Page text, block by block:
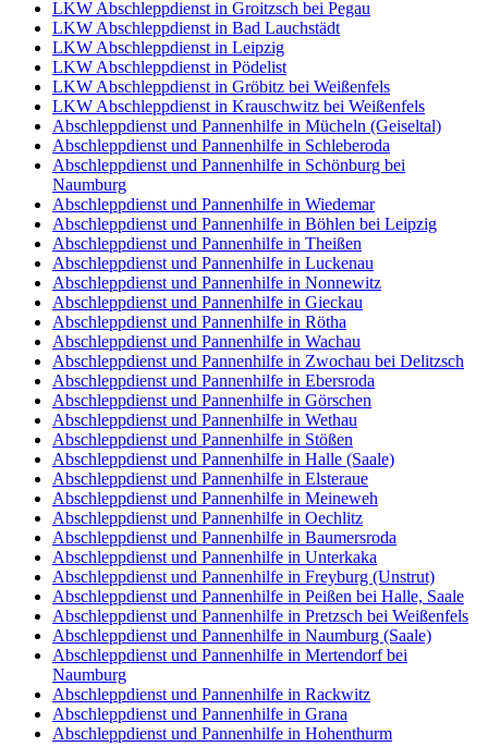
LKW Abschleppdienst in Groitzsch bei Pegau
LKW Abschleppdienst in Bad Lauchstädt
LKW Abschleppdienst in Leipzig
LKW Abschleppdienst in Pödelist
LKW Abschleppdienst in Gröbitz bei Weißenfels
LKW Abschleppdienst in Krauschwitz bei Weißenfels
Abschleppdienst und Pannenhilfe in Mücheln (Geiseltal)
Abschleppdienst und Pannenhilfe in Schleberoda
Abschleppdienst und Pannenhilfe in Schönburg bei
Naumburg
Abschleppdienst und Pannenhilfe in Wiedemar
Abschleppdienst und Pannenhilfe in Böhlen bei Leipzig
Abschleppdienst und Pannenhilfe in Theißen
Abschleppdienst und Pannenhilfe in Luckenau
Abschleppdienst und Pannenhilfe in Nonnewitz
Abschleppdienst und Pannenhilfe in Gieckau
Abschleppdienst und Pannenhilfe in Rötha
Abschleppdienst und Pannenhilfe in Wachau
Abschleppdienst und Pannenhilfe in Zwochau bei Delitzsch
Abschleppdienst und Pannenhilfe in Ebersroda
Abschleppdienst und Pannenhilfe in Görschen
Abschleppdienst und Pannenhilfe in Wethau
Abschleppdienst und Pannenhilfe in Stößen
Abschleppdienst und Pannenhilfe in Halle (Saale)
Abschleppdienst und Pannenhilfe in Elsteraue
Abschleppdienst und Pannenhilfe in Meineweh
Abschleppdienst und Pannenhilfe in Oechlitz
Abschleppdienst und Pannenhilfe in Baumersroda
Abschleppdienst und Pannenhilfe in Unterkaka
Abschleppdienst und Pannenhilfe in Freyburg (Unstrut)
Abschleppdienst und Pannenhilfe in Peißen bei Halle, Saale
Abschleppdienst und Pannenhilfe in Pretzsch bei Weißenfels
Abschleppdienst und Pannenhilfe in Naumburg (Saale)
Abschleppdienst und Pannenhilfe in Mertendorf bei
Naumburg
Abschleppdienst und Pannenhilfe in Rackwitz
Abschleppdienst und Pannenhilfe in Grana
Abschleppdienst und Pannenhilfe in Hohenthurm